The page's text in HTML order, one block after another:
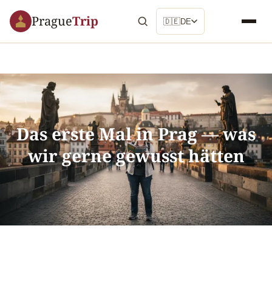
PragueTrip 🇩🇪DE
Das erste Mal in Prag — was
wir gerne gewusst hätten